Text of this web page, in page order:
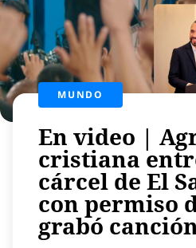
Politica
Regiones
Positivas
Entretenimiento
Vida
Mundo
Virales
Tecnología
Economía
Estilo de vida
Contenido patrocinado
MUNDO
En video |
cristiana
cárcel de El
con permiso
grabó